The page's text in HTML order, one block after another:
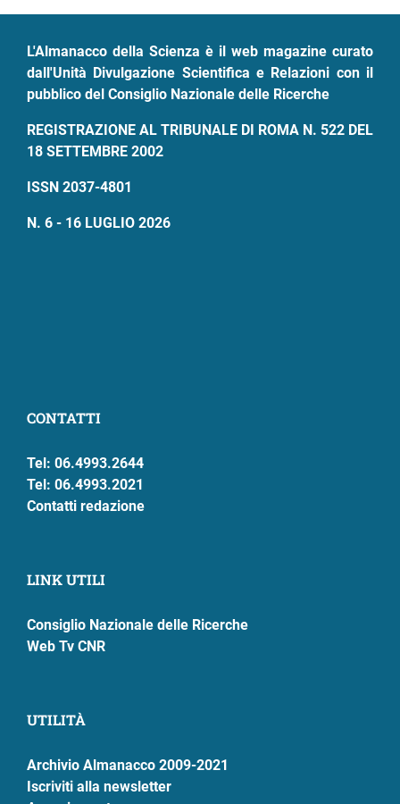
L'Almanacco della Scienza è il web magazine curato
dall'Unità Divulgazione Scientifica e Relazioni con il
pubblico del Consiglio Nazionale delle Ricerche
REGISTRAZIONE AL TRIBUNALE DI ROMA N. 522 DEL
18 SETTEMBRE 2002
ISSN 2037-4801
N. 6 - 16 LUGLIO 2026
CONTATTI
Tel: 06.4993.2644
Tel: 06.4993.2021
Contatti redazione
LINK UTILI
Consiglio Nazionale delle Ricerche
Web Tv CNR
UTILITÀ
Archivio Almanacco 2009-2021
Iscriviti alla newsletter